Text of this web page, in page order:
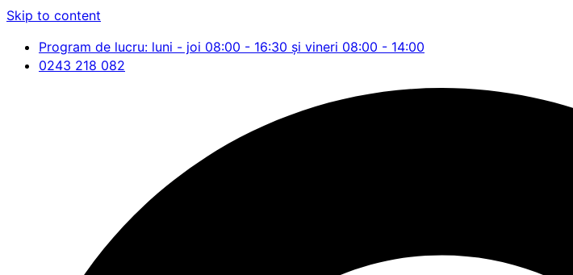
Skip to content
Program de lucru: luni - joi 08:00 - 16:30 și vineri 08:00 - 14:00
0243 218 082